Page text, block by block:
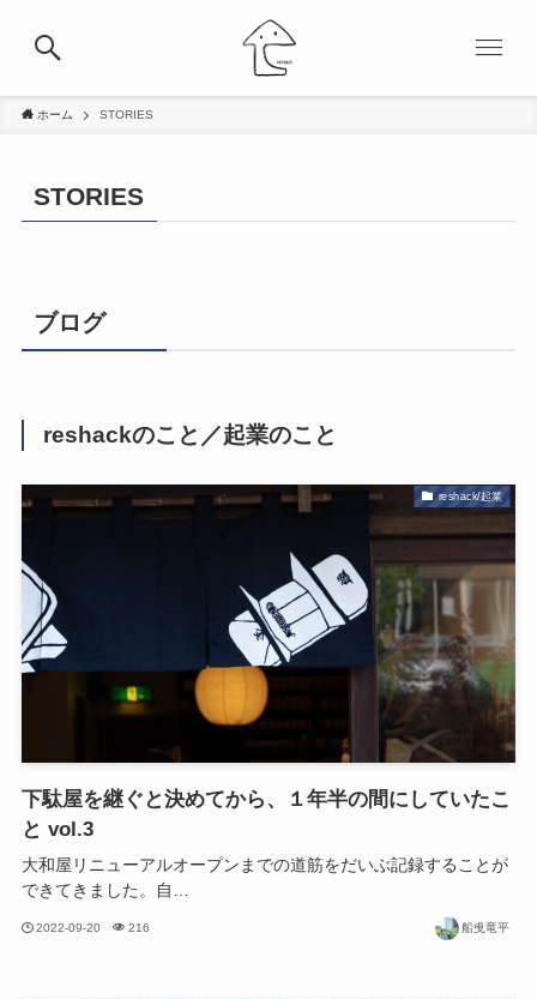
ホーム STORIES
STORIES
ブログ
reshackのこと／起業のこと
reshack/起業
下駄屋を継ぐと決めてから、１年半の間にしていたこ
と vol.3
大和屋リニューアルオープンまでの道筋をだいぶ記録することが
できてきました。自…
2022-09-20 216 船曵竜平